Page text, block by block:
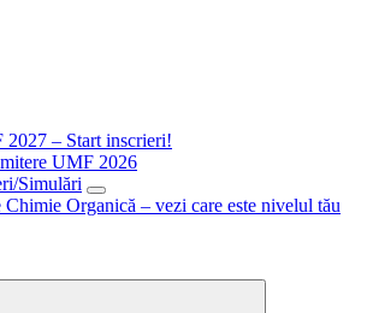
– Start inscrieri!
UMF 2026
Simulări
Chimie Organică – vezi care este nivelul tău